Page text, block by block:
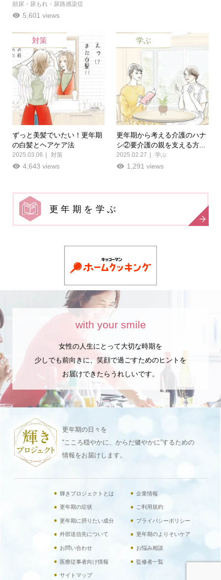
頻尿・尿もれ・尿路感染症
5,601 views
対策
ずっと美髪でいたい！更年期
の白髪とヘアケア法
2025.03.06 対策
4,643 views
学ぶ
更年期から考える介護のハナ
シ②要介護の親を支える方...
2025.02.27 学ぶ
1,291 views
更年期を学ぶ
with your smile
女性の人生にとって大切な時期を
少しでも前向きに、笑顔で過ごすためのヒントを
お届けできたらうれしいです。
更年期の日々を
“こころ穏やかに、からだ健やかに”するための
情報をお届けします。
輝きプロジェクトとは 企業情報
更年期の症状 ご利用規約
更年期に摂りたい成分 プライバシーポリシー
外部送信先について 更年期のよりそいケア
お問い合わせ お悩み相談
医療従事者向け情報 監修者一覧
サイトマップ